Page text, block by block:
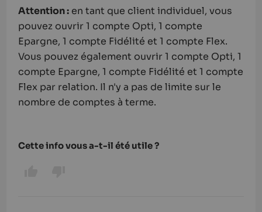
Attention :en tant que client individuel, vous
pouvez ouvrir 1 compte Opti, 1 compte
Epargne, 1 compte Fidélité et 1 compte Flex.
Vous pouvez également ouvrir 1 compte Opti, 1
compte Epargne, 1 compte Fidélité et 1 compte
Flex par relation. Il n'y a pas de limite sur le
nombre de comptes à terme.
Cette info vous a-t-il été utile ?